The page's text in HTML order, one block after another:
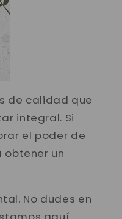
de calidad que
integral. Si
el poder de
un
No dudes en